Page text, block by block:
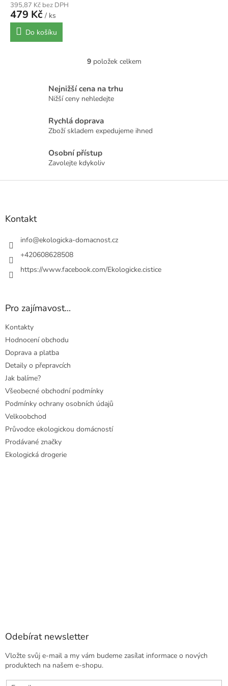
395,87 Kč bez DPH
479 Kč / ks
Do košíku
O
l
á
d
í
y
u
9položek celkem
Nejnižší cena na trhu
Nižší ceny nehledejte
Rychlá doprava
Zboží skladem expedujeme ihned
Osobní přístup
Zavolejte kdykoliv
Z
Kontakt
info@ekologicka-domacnost.cz
+420608628508
https://www.facebook.com/Ekologicke.cistice
Pro zajímavost...
Kontakty
Hodnocení obchodu
Doprava a platba
Detaily o přepravcích
Jak balíme?
Všeobecné obchodní podmínky
Podmínky ochrany osobních údajů
Velkoobchod
Průvodce ekologickou domácností
Prodávané značky
Ekologická drogerie
Odebírat newsletter
Vložte svůj e-mail a my vám budeme zasílat informace o nových
produktech na našem e-shopu.